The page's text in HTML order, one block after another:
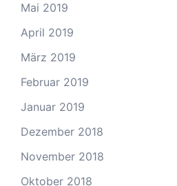
Mai 2019
April 2019
März 2019
Februar 2019
Januar 2019
Dezember 2018
November 2018
Oktober 2018